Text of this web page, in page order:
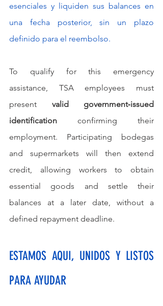
esenciales y liquiden sus balances en
una fecha posterior, sin un plazo
definido para el reembolso.
To qualify for this emergency
assistance, TSA employees must
present valid government‑issued
identification confirming their
employment. Participating bodegas
and supermarkets will then extend
credit, allowing workers to obtain
essential goods and settle their
balances at a later date, without a
defined repayment deadline.
ESTAMOS AQUI, UNIDOS Y LISTOS
PARA AYUDAR